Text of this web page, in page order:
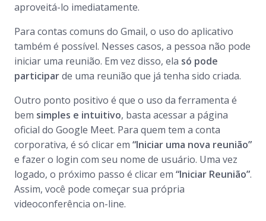
aproveitá-lo imediatamente.
Para contas comuns do Gmail, o uso do aplicativo
também é possível. Nesses casos, a pessoa não pode
iniciar uma reunião. Em vez disso, ela só pode
participarde uma reunião que já tenha sido criada.
Outro ponto positivo é que o uso da ferramenta é
bem simples e intuitivo, basta acessar a página
oficial do Google Meet. Para quem tem a conta
corporativa, é só clicar em “Iniciar uma nova reunião”
e fazer o login com seu nome de usuário. Uma vez
logado, o próximo passo é clicar em “Iniciar Reunião”.
Assim, você pode começar sua própria
videoconferência on-line.